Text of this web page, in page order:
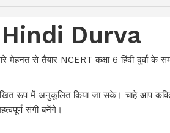
Durva
से तैयार NCERT कक्षा 6 हिंदी दुर्वा के
संरेखित रूप में अनुकूलित किया जा सके। चाहे आप
संगी बनेंगे।